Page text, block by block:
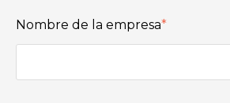
Nombre de la empresa*